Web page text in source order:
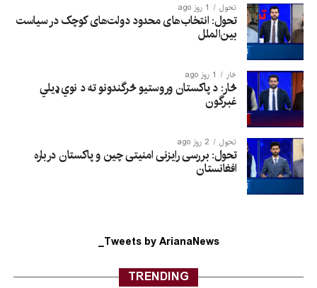
تحول 1 روز ago
تحول: انتخاب‌های محدود دولت‌های کوچک در سیاست
بین‌الملل
څار 1 روز ago
څار: د پاکستان وروستیو څرگندونو ته د نوي ډیلي
غبرگون
تحول 2 روز ago
تحول: بررسی رایزنی امنیتی چین و پاکستان درباره
افغانستان
Tweets by ArianaNews_
TRENDING